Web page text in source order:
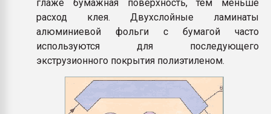
глаже бумажная поверхность, тем меньше
расход клея. Двухслойные ламинаты
алюминиевой фольги с бумагой часто
используются для последующего
экструзионного покрытия полиэтиленом.